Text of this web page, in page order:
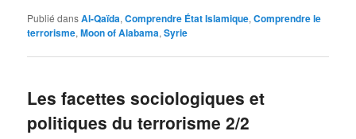
Publié dansAl-Qaïda,Comprendre État Islamique,Comprendre le
terrorisme,Moon of Alabama,Syrie
Les facettes sociologiques et
politiques du terrorisme 2/2